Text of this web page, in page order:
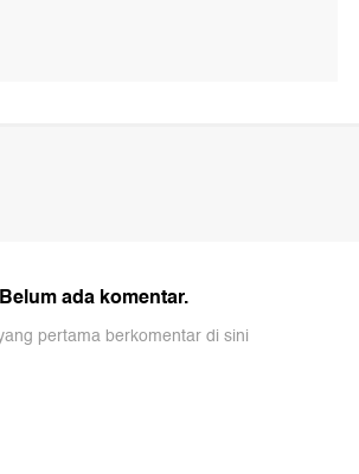
Belum ada komentar.
pertama berkomentar di sini